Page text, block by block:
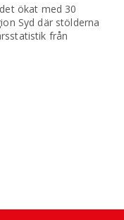
ökat med 30
Syd där stölderna
från